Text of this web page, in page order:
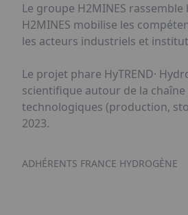
Le groupe H2MINES
H2MINES mobilise les
les acteurs industriels et
Le projet phare HyTREND·
scientifique autour de la
technologiques (production,
2023.
ADHÉRENTS FRANCE HYDROGÈNE